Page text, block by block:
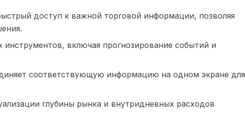
доступ к важной торговой информации, позволяя
инструментов, включая прогнозирование событий и
соответствующую информацию на одном экране для
глубины рынка и внутридневных расходов